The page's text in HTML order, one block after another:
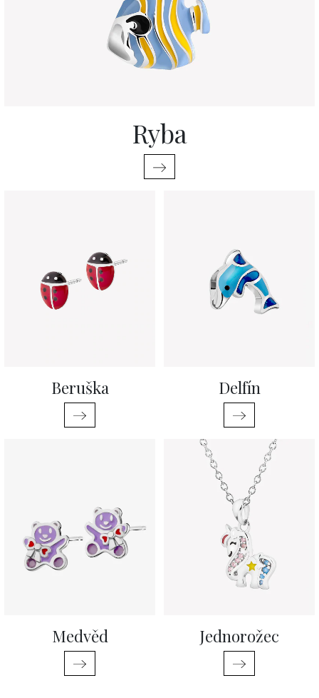
Ryba
Beruška Delfín
Medvěd Jednorožec